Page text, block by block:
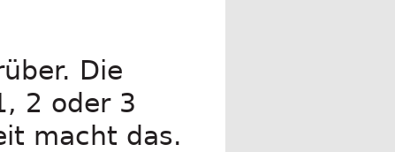
Die
2 oder 3
macht das.